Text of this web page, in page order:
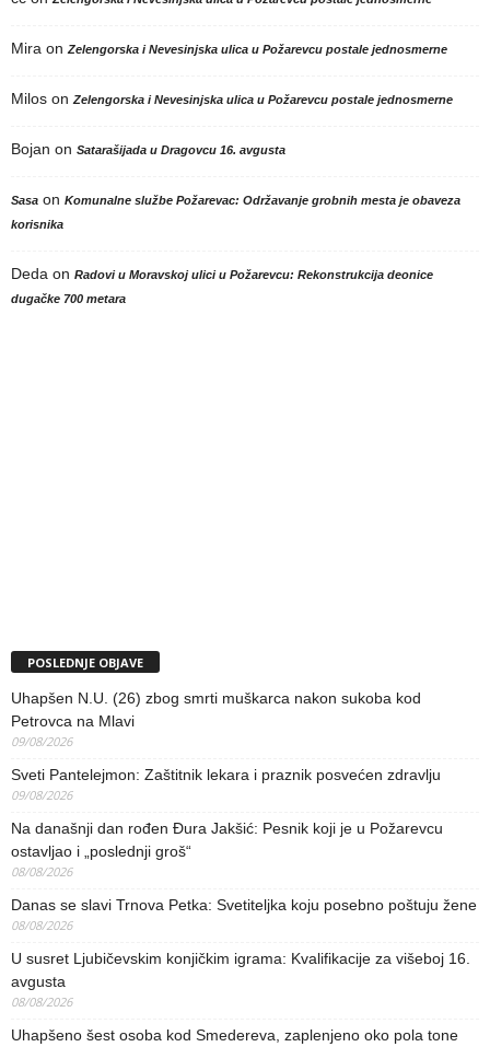
Mira on Zelengorska i Nevesinjska ulica u Požarevcu postale jednosmerne
Milos on Zelengorska i Nevesinjska ulica u Požarevcu postale jednosmerne
Bojan on Satarašijada u Dragovcu 16. avgusta
Sasa on Komunalne službe Požarevac: Održavanje grobnih mesta je obaveza
korisnika
Deda on Radovi u Moravskoj ulici u Požarevcu: Rekonstrukcija deonice
dugačke 700 metara
POSLEDNJE OBJAVE
Uhapšen N.U. (26) zbog smrti muškarca nakon sukoba kod
Petrovca na Mlavi
09/08/2026
Sveti Pantelejmon: Zaštitnik lekara i praznik posvećen zdravlju
09/08/2026
Na današnji dan rođen Đura Jakšić: Pesnik koji je u Požarevcu
ostavljao i „poslednji groš“
08/08/2026
Danas se slavi Trnova Petka: Svetiteljka koju posebno poštuju žene
08/08/2026
U susret Ljubičevskim konjičkim igrama: Kvalifikacije za višeboj 16.
avgusta
08/08/2026
Uhapšeno šest osoba kod Smedereva, zaplenjeno oko pola tone